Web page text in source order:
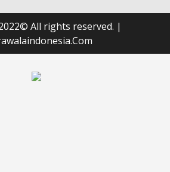
All rights reserved. |